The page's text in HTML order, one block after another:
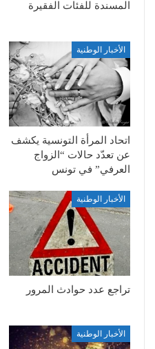
المسندة للفئات الفقيرة
الأخبار الوطنية
اتحاد المرأة التونسية يكشف
عن تعدّد حالات “الزواج
العرفي” في تونس
الأخبار الوطنية
تراجع عدد حوادث المرور
الأخبار الوطنية